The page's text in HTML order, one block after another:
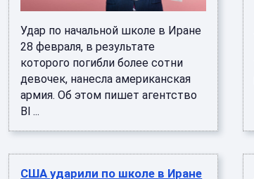
Удар по начальной школе в Иране
28 февраля, в результате
которого погибли более сотни
девочек, нанесла американская
армия. Об этом пишет агентство
Bl ...
США ударили по школе в Иране